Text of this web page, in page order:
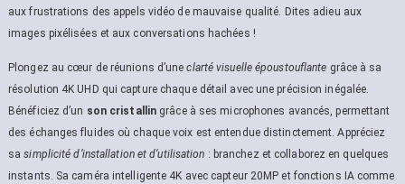
aux frustrations des appels vidéo de mauvaise qualité. Dites adieu aux
images pixélisées et aux conversations hachées !
Plongez au cœur de réunions d’uneclarté visuelle époustouflante grâce à sa
résolution 4K UHD qui capture chaque détail avec une précision inégalée.
Bénéficiez d’un son cristallin grâce à ses microphones avancés, permettant
des échanges fluides où chaque voix est entendue distinctement. Appréciez
sasimplicité d’installation et d’utilisation : branchez et collaborez en quelques
instants. Sa caméra intelligente 4K avec capteur 20MP et fonctions IA comme